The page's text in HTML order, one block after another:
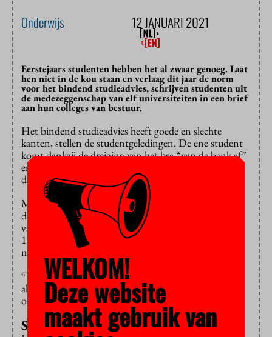
Onderwijs 12 JANUARI 2021
Eerstejaars studenten hebben het al zwaar genoeg. Laat
hen niet in de kou staan en verlaag dit jaar de norm
voor het bindend studieadvies, schrijven studenten uit
de medezeggenschap van elf universiteiten in een brief
aan hun colleges van bestuur.
Het bindend studieadvies heeft goede en slechte
kanten, stellen de studentgeledingen. De ene student
komt dankzij de dreiging van het bsa “van de bank af”
en gaat zijn best doen, de andere student kampt door
de bsa-norm met spanning en stress.
Maar hoe je ook over het bsa denkt, een ding is
duidelijk: dit is een ongewoon studiejaar. Je kunt niet
van studenten verwachten dat ze midden in de covid-
19-pandemie studeren alsof er niets aan de hand is,
menen de studenten.
“We moeten het bsa-vraagstuk dit jaar niet bekijken
alsof we in een normaal jaar verkeren”, staat in de
open brief. “Dat is niet de realiteit.”
Samen
WELKOM!
Deze website
maakt gebruik van